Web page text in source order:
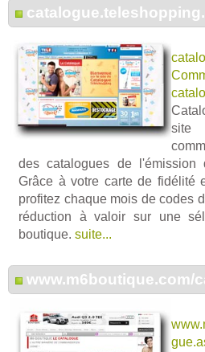
des catalogues de l'émission
Grâce à votre carte de fidélité
profitez chaque mois de codes
réduction à valoir sur une
boutique. suite...
www.m6boutique.com/